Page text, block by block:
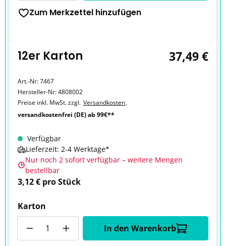
Zum Merkzettel hinzufügen
12er Karton 37,49 €
Art.-Nr:7467
Hersteller-Nr:4808002
Preise inkl. MwSt. zzgl. Versandkosten,
versandkostenfrei (DE) ab 99€**
Verfügbar
Lieferzeit: 2-4 Werktage*
Nur noch 2 sofort verfügbar – weitere Mengen
bestellbar
3,12 € pro Stück
Karton
In den Warenkorb